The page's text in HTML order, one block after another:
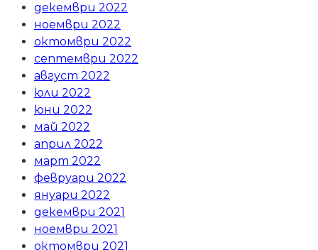
декември 2022
ноември 2022
октомври 2022
септември 2022
август 2022
юли 2022
юни 2022
май 2022
април 2022
март 2022
февруари 2022
януари 2022
декември 2021
ноември 2021
октомври 2021